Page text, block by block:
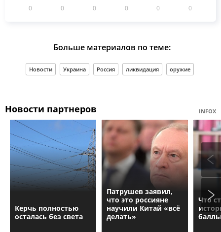
0 0 0 0 0 0
Больше материалов по теме:
Новости Украина Россия ликвидация оружие
Новости партнеров INFOX
Керчь полностью
осталась без света
Патрушев заявил,
что это россияне
научили Китай «всё
делать»
Что